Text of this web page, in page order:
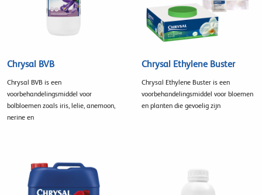
Chrysal BVB
Chrysal BVB is een
voorbehandelingsmiddel voor
bolbloemen zoals iris, lelie, anemoon,
nerine en
Chrysal Ethylene Buster
Chrysal Ethylene Buster is een
voorbehandelingsmiddel voor bloemen
en planten die gevoelig zijn